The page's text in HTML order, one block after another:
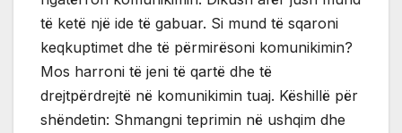
të ketë një ide të gabuar. Si mund të sqaroni
keqkuptimet dhe të përmirësoni komunikimin?
Mos harroni të jeni të qartë dhe të
drejtpërdrejtë në komunikimin tuaj. Këshillë për
shëndetin: Shmangni teprimin në ushqim dhe